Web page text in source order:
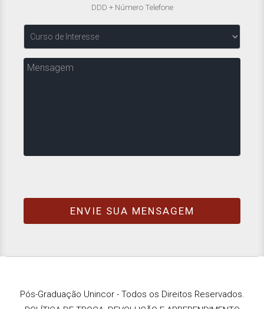
DDD + Número Telefone
de
Pós-Graduação Unincor - Todos os Direitos Reservados.